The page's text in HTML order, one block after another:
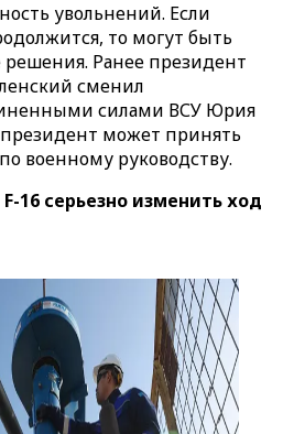
увольнений. Если
то могут быть
Ранее президент
сменил
силами ВСУ Юрия
может принять
военному руководству.
16 серьезно изменить ход